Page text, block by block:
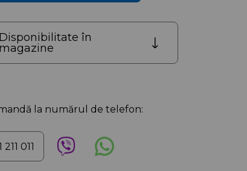
Disponibilitate în
magazine
la numărul de telefon:
211 011